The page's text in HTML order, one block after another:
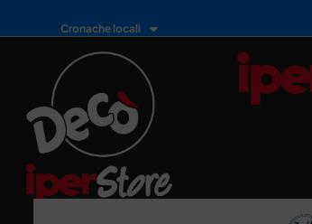
Cronache locali